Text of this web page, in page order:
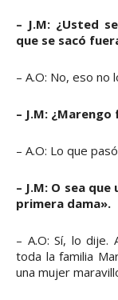
– J.M: ¿Usted
que se sacó
– A.O: No, eso no
– J.M:
– A.O: Lo que
– J.M: O sea
primera dama».
– A.O: Sí, lo dije.
toda la familia
una mujer